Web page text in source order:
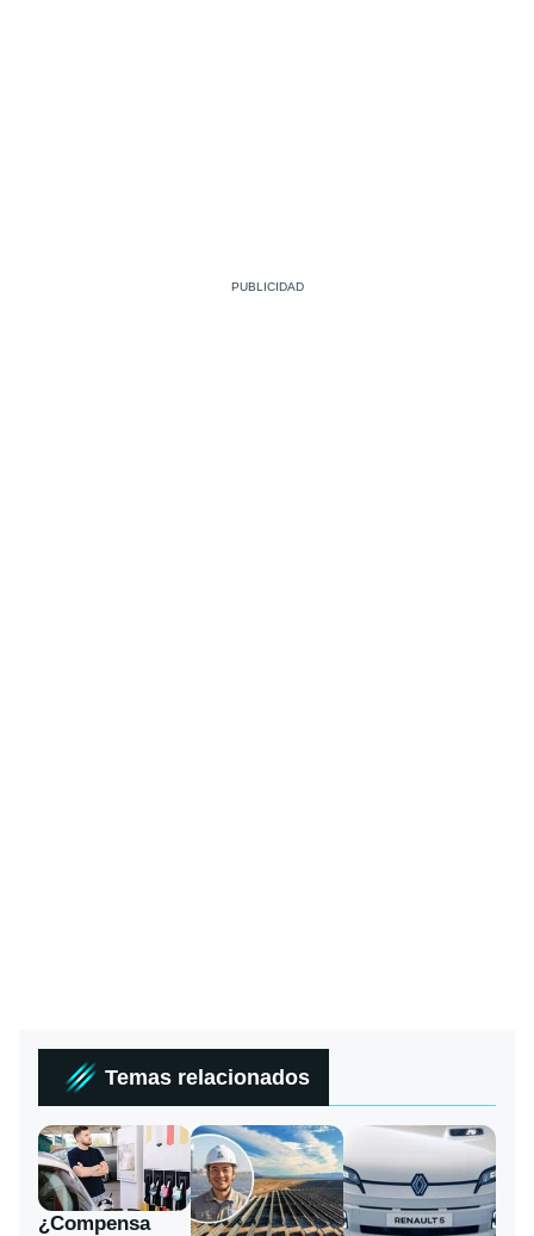
Temas relacionados
¿Compensa